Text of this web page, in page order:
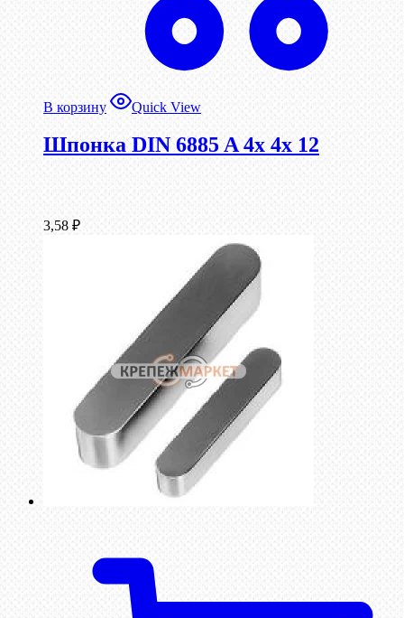
В корзину Quick View
Шпонка DIN 6885 A 4x 4x 12
3,58 ₽